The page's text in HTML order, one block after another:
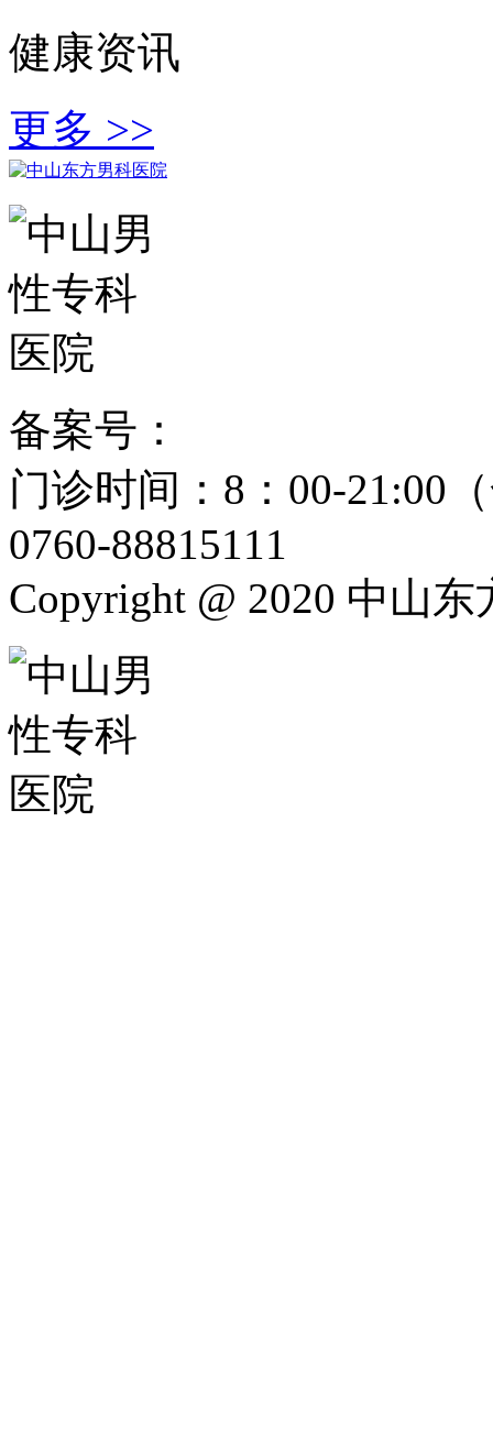
健康资讯
更多 >>
备案号：
门诊时间：8：00-21:00
0760-88815111
Copyright @ 2020 中山